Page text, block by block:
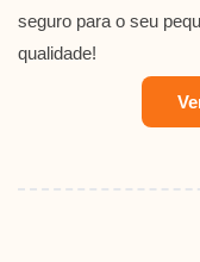
seguro para o seu
qualidade!